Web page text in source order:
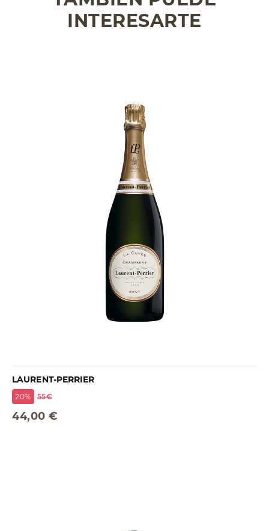
INTERESARTE
LAURENT-PERRIER
20% 55€
44,00 €